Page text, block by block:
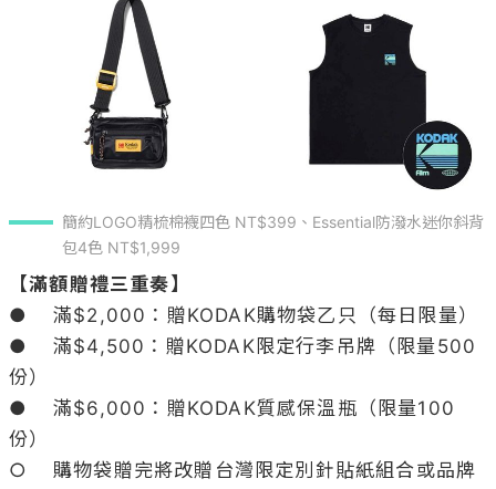
簡約LOGO精梳棉襪四色 NT$399、Essential防潑水迷你斜背
包4色 NT$1,999
【滿額贈禮三重奏】
●	滿$2,000：贈KODAK購物袋乙只（每日限量）
●	滿$4,500：贈KODAK限定行李吊牌（限量500
份）
●	滿$6,000：贈KODAK質感保溫瓶（限量100
份）
○	購物袋贈完將改贈台灣限定別針貼紙組合或品牌